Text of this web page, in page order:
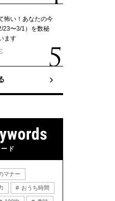
怖い！あなたの今
23〜3/1）を数秘
ます
ド
マナー
おうち時間